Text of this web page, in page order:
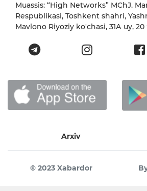
Muassis: “High Networks” MChJ.
Respublikasi, Toshkent shahri,
Mavlono Riyoziy ko'chasi, 31А uy,
Arxiv
© 2023 Xabardor